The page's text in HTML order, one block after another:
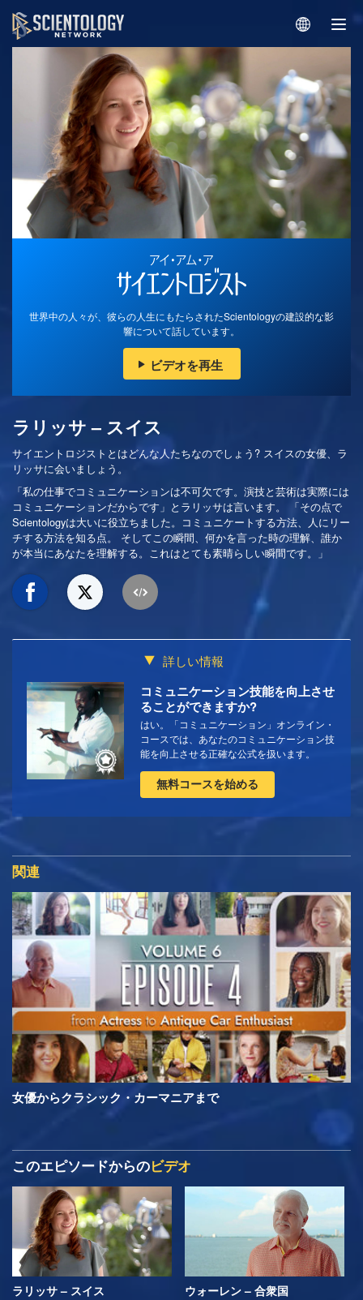
世界中の人々が、彼らの人生にもたらされたScientologyの建設的な影
響について話しています。
ビデオを再生
ラリッサ – スイス
サイエントロジストとはどんな人たちなのでしょう? スイスの女優、ラ
リッサに会いましょう。
「私の仕事でコミュニケーションは不可欠です。演技と芸術は実際には
コミュニケーションだからです」とラリッサは言います。 「その点で
Scientologyは大いに役立ちました。コミュニケートする方法、人にリー
チする方法を知る点。 そしてこの瞬間、何かを言った時の理解、誰か
が本当にあなたを理解する。これはとても素晴らしい瞬間です。」
詳しい情報
コミュニケーション技能を向上させ
ることができますか?
はい。「コミュニケーション」オンライン・
コースでは、あなたのコミュニケーション技
能を向上させる正確な公式を扱います。
無料コースを始める
関連
女優からクラシック・カーマニアまで
このエピソードからのビデオ
ラリッサ – スイス ウォーレン – 合衆国